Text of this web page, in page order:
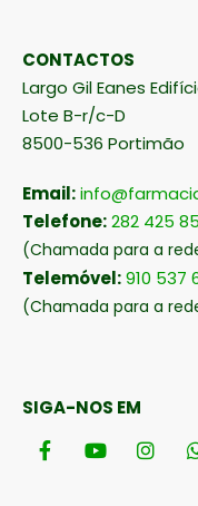
CONTACTOS
Largo Gil Eanes
Lote B-r/c-D
8500-536 Portimão
Email:
Telefone:282 425
(Chamada para a
Telemóvel:910 537
(Chamada para a
SIGA-NOS EM